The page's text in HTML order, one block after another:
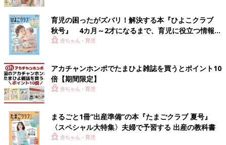
出典：Instagramアカウント「happa_sukusuku」
こちらはhappa_sukusukuさんが1,650円で購入した3COINSのウ
ォーターテーブル。テーブルに水をためて、水車を回したりすべ
り台に水を流したりして遊べるんだとか。船やジョウロなどがセ
ットになっているようですが、色はランダムとのこと。軽くて持
育児の困ったがズバリ！解決する本『ひよこクラブ
秋号』 4カ月～2才になるまで、育児に役立つ情報が
いっぱい！
赤ちゃん・育児
アカチャンホンポでたまひよ雑誌を買うとポイント10
倍【期間限定】
赤ちゃん・育児
まるごと1冊“出産準備”の本『たまごクラブ 夏号』
〈スペシャル大特集〉夫婦で予習する 出産の教科書
赤ちゃん・育児